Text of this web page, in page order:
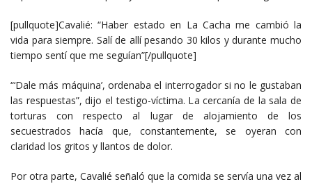
[pullquote]Cavalié: “Haber estado en La Cacha me cambió la
vida para siempre. Salí de allí pesando 30 kilos y durante mucho
tiempo sentí que me seguían”[/pullquote]
“‘Dale más máquina’, ordenaba el interrogador si no le gustaban
las respuestas”, dijo el testigo-víctima. La cercanía de la sala de
torturas con respecto al lugar de alojamiento de los
secuestrados hacía que, constantemente, se oyeran con
claridad los gritos y llantos de dolor.
Por otra parte, Cavalié señaló que la comida se servía una vez al